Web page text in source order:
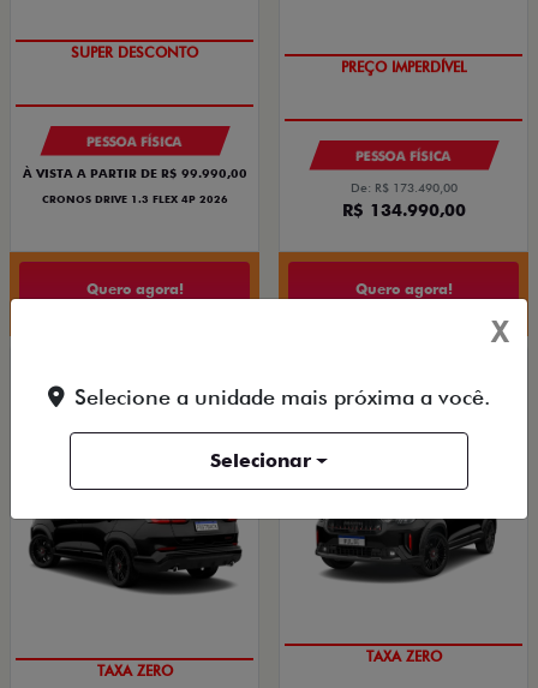
SUPER DESCONTO
PESSOA FÍSICA
À VISTA A PARTIR DE R$ 99.990,00
CRONOS DRIVE 1.3 FLEX 4P 2026
Quero agora!
PREÇO IMPERDÍVEL
PESSOA FÍSICA
De: R$ 173.490,00
R$ 134.990,00
Quero agora!
FASTBACK ABARTH TURBO 270 FLEX AT
TAXA ZERO
PULSE ABARTH TURBO 270 FLEX AT 4P 2026
TAXA ZERO
X
Selecione a unidade mais próxima a você.
Selecionar